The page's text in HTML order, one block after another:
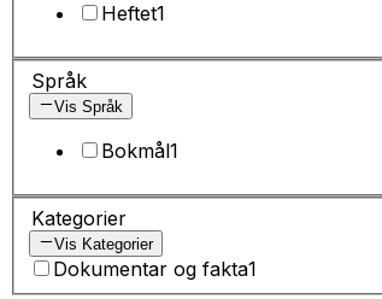
Heftet1
Språk
Vis Språk
Bokmål1
Kategorier
Vis Kategorier
Dokumentar og fakta1